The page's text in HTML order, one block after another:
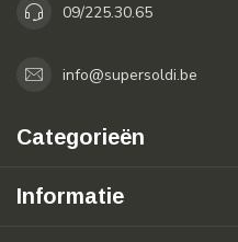
09/225.30.65
info@supersoldi.be
Categorieën
Informatie